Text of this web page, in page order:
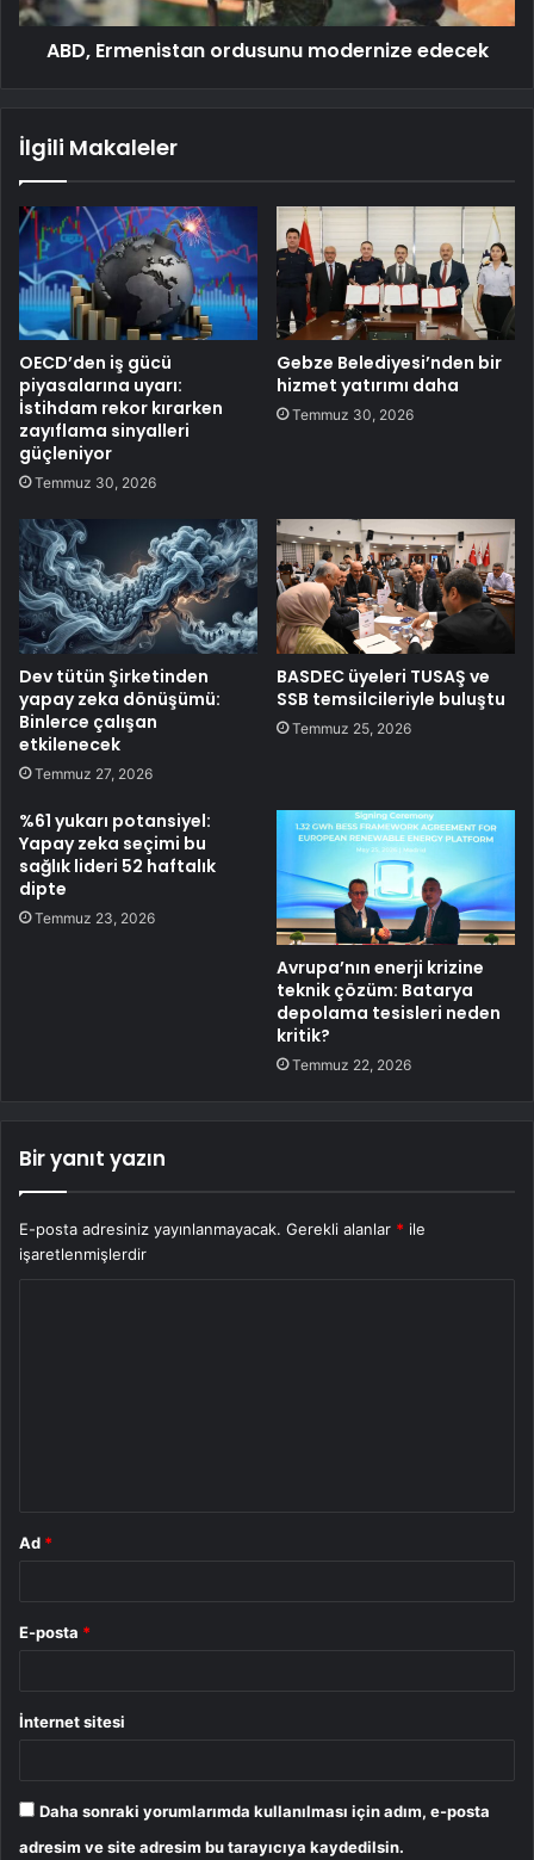
ABD, Ermenistan ordusunu modernize edecek
İlgili Makaleler
OECD’den iş gücü
piyasalarına uyarı:
İstihdam rekor kırarken
zayıflama sinyalleri
güçleniyor
Temmuz 30, 2026
Gebze Belediyesi’nden bir
hizmet yatırımı daha
Temmuz 30, 2026
Dev tütün Şirketinden
yapay zeka dönüşümü:
Binlerce çalışan
etkilenecek
Temmuz 27, 2026
BASDEC üyeleri TUSAŞ ve
SSB temsilcileriyle buluştu
Temmuz 25, 2026
%61 yukarı potansiyel:
Yapay zeka seçimi bu
sağlık lideri 52 haftalık
dipte
Temmuz 23, 2026
Avrupa’nın enerji krizine
teknik çözüm: Batarya
depolama tesisleri neden
kritik?
Temmuz 22, 2026
Bir yanıt yazın
E-posta adresiniz yayınlanmayacak. Gerekli alanlar * ile
işaretlenmişlerdir
Ad *
E-posta *
İnternet sitesi
Daha sonraki yorumlarımda kullanılması için adım, e-posta
adresim ve site adresim bu tarayıcıya kaydedilsin.